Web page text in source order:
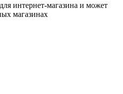
интернет-магазина и может
магазинах